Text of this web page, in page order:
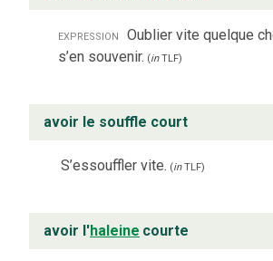
expression Oublier vite quelque
s’en souvenir. (inTLF)
avoir le souffle court
S’essouffler vite. (inTLF)
avoir l'haleine courte